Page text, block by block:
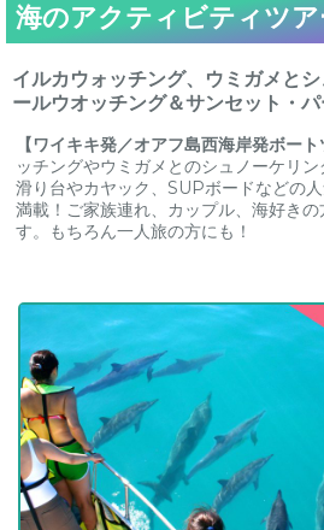
海のアクティビティツ
イルカウォッチング、ウミガメと
ールウオッチング＆サンセット・
【ワイキキ発／オアフ島西海岸発ボート
ッチングやウミガメとのシュノーケリ
滑り台やカヤック、SUPボードなどの
満載！ご家族連れ、カップル、海好き
す。もちろん一人旅の方にも！